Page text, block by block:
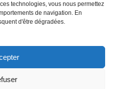
technologies, vous nous permettez
de navigation. En
d'être dégradées.